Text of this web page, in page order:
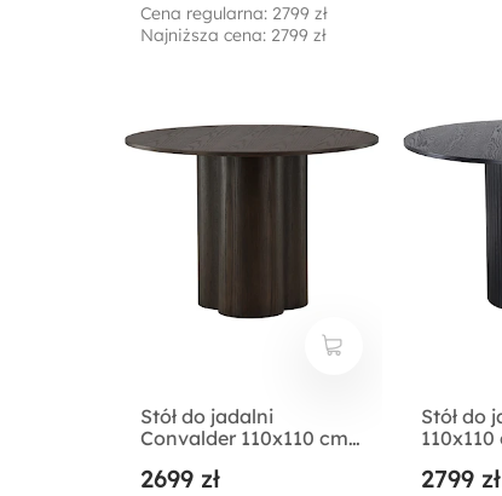
Cena regularna: 2799 zł
Najniższa cena: 2799 zł
Stół do jadalni
Convalder 110x110 cm
2699 zł
Stół do
2799 zł